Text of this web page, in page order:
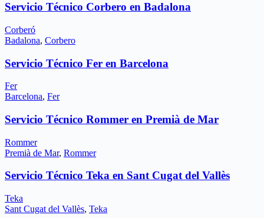
Servicio Técnico Corbero en Badalona
Corberó
Badalona, Corbero
Servicio Técnico Fer en Barcelona
Fer
Barcelona, Fer
Servicio Técnico Rommer en Premià de Mar
Rommer
Premià de Mar, Rommer
Servicio Técnico Teka en Sant Cugat del Vallès
Teka
Sant Cugat del Vallès, Teka